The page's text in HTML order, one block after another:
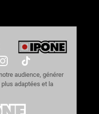
DE
notre audience, générer
les plus adaptées et la